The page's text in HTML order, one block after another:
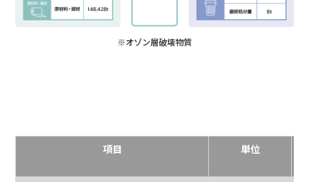
※オゾン層破壊物質
項目 単位